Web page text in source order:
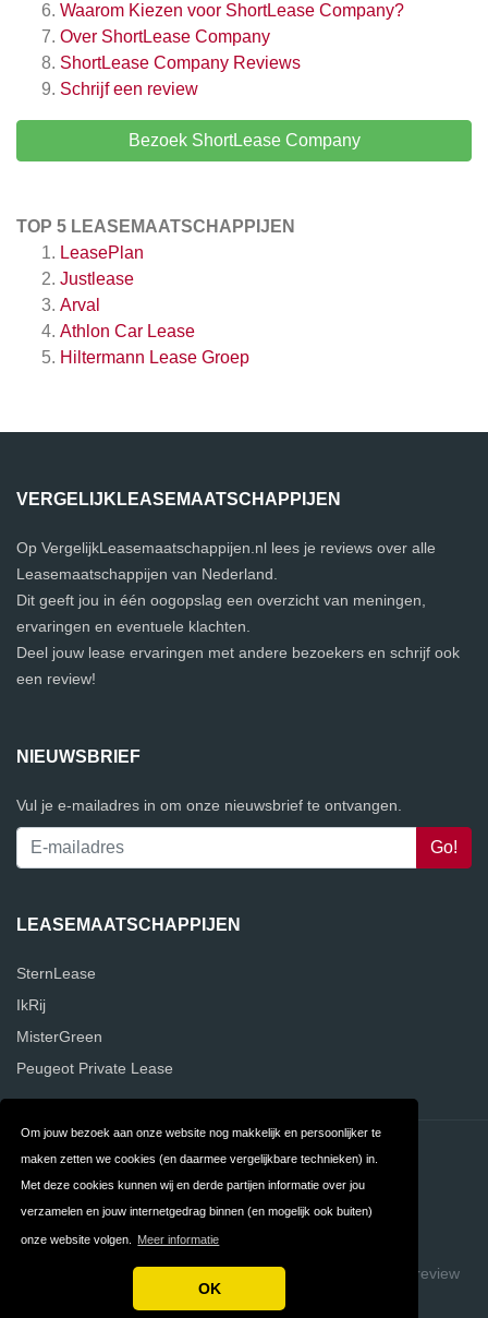
Om jouw bezoek aan onze website nog makkelijk en persoonlijker te
maken zetten we cookies (en daarmee vergelijkbare technieken) in.
Met deze cookies kunnen wij en derde partijen informatie over jou
verzamelen en jouw internetgedrag binnen (en mogelijk ook buiten)
onze website volgen. Meer informatie
OK
Waarom Kiezen voor ShortLease Company?
Over ShortLease Company
ShortLease Company Reviews
Schrijf een review
Bezoek ShortLease Company
TOP 5 LEASEMAATSCHAPPIJEN
LeasePlan
Justlease
Arval
Athlon Car Lease
Hiltermann Lease Groep
VERGELIJKLEASEMAATSCHAPPIJEN
Op VergelijkLeasemaatschappijen.nl lees je reviews over alle
Leasemaatschappijen van Nederland.
Dit geeft jou in één oogopslag een overzicht van meningen,
ervaringen en eventuele klachten.
Deel jouw lease ervaringen met andere bezoekers en schrijf ook
een review!
NIEUWSBRIEF
Vul je e-mailadres in om onze nieuwsbrief te ontvangen.
LEASEMAATSCHAPPIJEN
SternLease
IkRij
MisterGreen
Peugeot Private Lease
Contact Privacy
Algemene FAQ
Copyright © 2026 VergelijkLeasemaatschappijen
Build review
sites with ReviewTycoon